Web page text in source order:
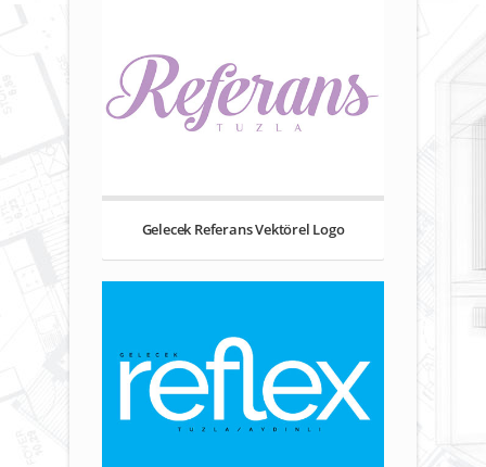
Gelecek Referans Vektörel Logo